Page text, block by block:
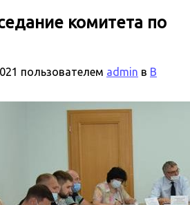
комитета по
пользователем admin в В